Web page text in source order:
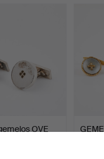
OVE